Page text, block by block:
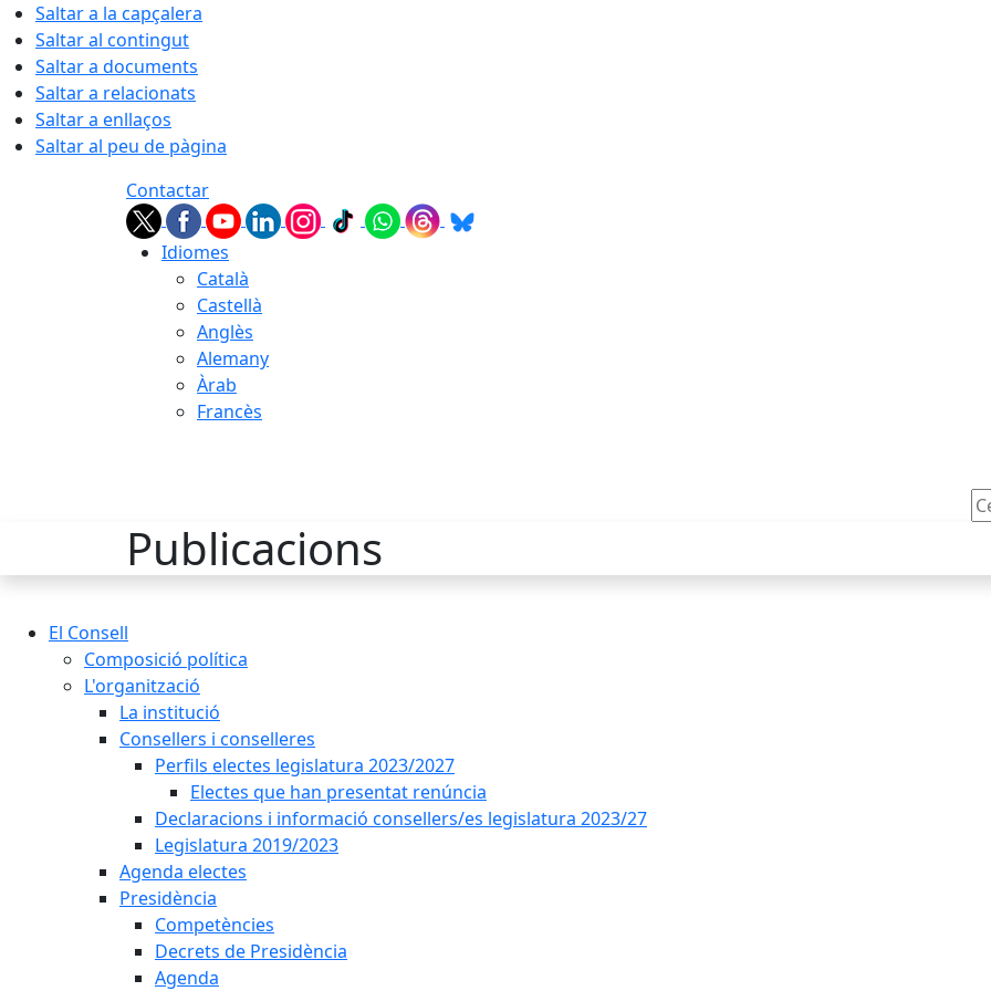
Saltar a la capçalera
Saltar al contingut
Saltar a documents
Saltar a relacionats
Saltar a enllaços
Saltar al peu de pàgina
Contactar
Idiomes
Català
Castellà
Anglès
Alemany
Àrab
Francès
Publicacions
El Consell
Composició política
L'organització
La institució
Consellers i conselleres
Perfils electes legislatura 2023/2027
Electes que han presentat renúncia
Declaracions i informació consellers/es legislatura 2023/27
Legislatura 2019/2023
Agenda electes
Presidència
Competències
Decrets de Presidència
Agenda